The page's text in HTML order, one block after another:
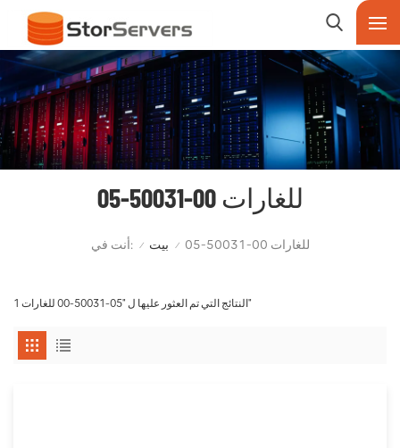
05-50031-00 للغارات
أنت في: / بيت / 05-50031-00 للغارات
1 النتائج التي تم العثور عليها ل "05-50031-00 للغارات"